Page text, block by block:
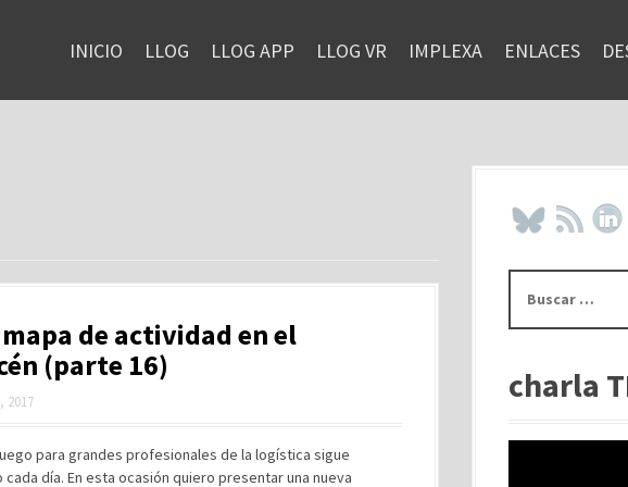
INICIO LLOG LLOG APP LLOG VR IMPLEXA ENLACES
mapa de actividad en el
(parte 16)
2017
para grandes profesionales de la logística sigue
cada día. En esta ocasión quiero presentar una nueva
s
rcharla